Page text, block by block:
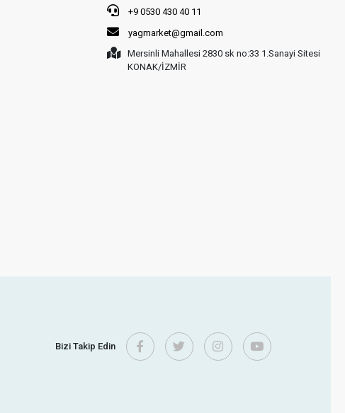
+9 0530 430 40 11
yagmarket@gmail.com
Mersinli Mahallesi 2830 sk no:33 1.Sanayi Sitesi
KONAK/İZMİR
Bizi Takip Edin